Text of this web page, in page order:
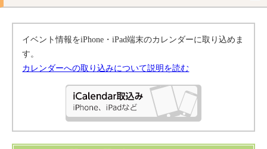
イベント情報をiPhone・iPad端末のカレンダーに取り込めま
す。
カレンダーへの取り込みについて説明を読む